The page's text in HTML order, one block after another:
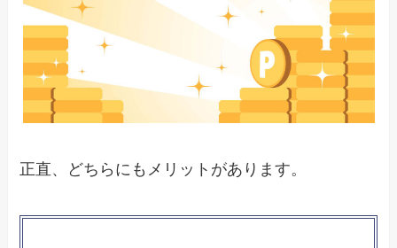
正直、どちらにもメリットがあります。